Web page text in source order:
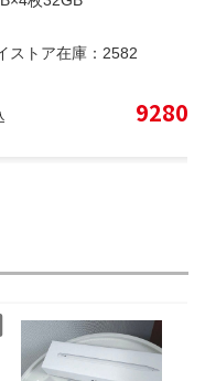
ストア在庫： 2582
9280